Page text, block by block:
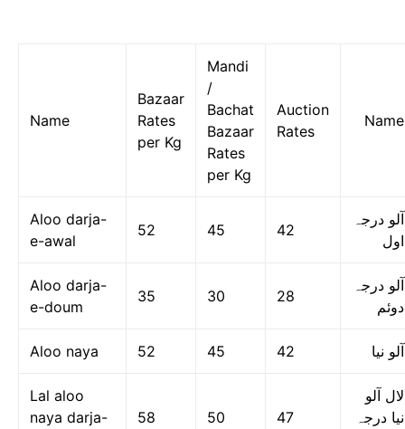
Name
Bazaar
Rates
per Kg
Mandi
/
Bachat
Bazaar
Rates
per Kg
Auction
Rates
Name
Aloo darja-
e-awal
52 45 42
آلو درجہ
اول
Aloo darja-
e-doum
35 30 28
آلو درجہ
دوئم
Aloo naya 52 45 42 آلو نیا
Lal aloo
naya darja-
58 50 47
لال آلو
نیا درجہ